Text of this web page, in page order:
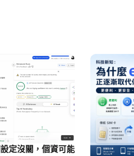
定沒關，個資可能